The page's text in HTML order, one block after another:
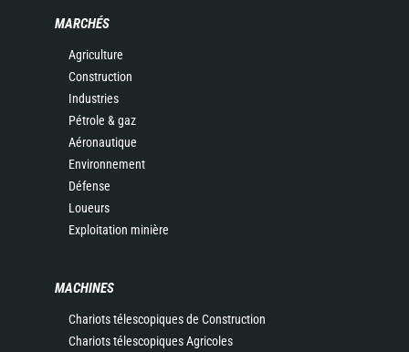
MARCHÉS
Agriculture
Construction
Industries
Pétrole & gaz
Aéronautique
Environnement
Défense
Loueurs
Exploitation minière
MACHINES
Chariots télescopiques de Construction
Chariots télescopiques Agricoles